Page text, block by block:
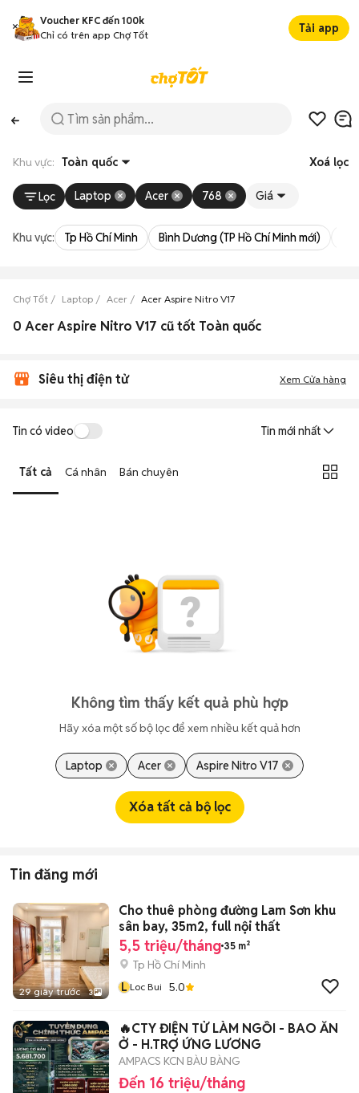
Voucher KFC đến 100k
Chỉ có trên app Chợ Tốt
Tải app
Khu vực: Toàn quốc Xoá lọc
Lọc Laptop Acer 768 Giá
Khu vực: Tp Hồ Chí Minh Bình Dương (TP Hồ Chí Minh mới)
Chợ Tốt Laptop Acer Acer Aspire Nitro V17
0 Acer Aspire Nitro V17 cũ tốt Toàn quốc
Siêu thị điện tử Xem Cửa hàng
Tin có video Tin mới nhất
Tất cả Cá nhân Bán chuyên
Không tìm thấy kết quả phù hợp
Hãy xóa một số bộ lọc để xem nhiều kết quả hơn
Laptop Acer Aspire Nitro V17
Xóa tất cả bộ lọc
Tin đăng mới
29 giây trước 3
Cho thuê phòng đường Lam Sơn khu
sân bay, 35m2, full nội thất
5,5 triệu/tháng 35 m²
Tp Hồ Chí Minh
L Loc Bui 5.0
🔥CTY ĐIỆN TỬ LÀM NGỒI - BAO ĂN
Ở - H.TRỢ ỨNG LƯƠNG
AMPACS KCN BÀU BÀNG
Đến 16 triệu/tháng